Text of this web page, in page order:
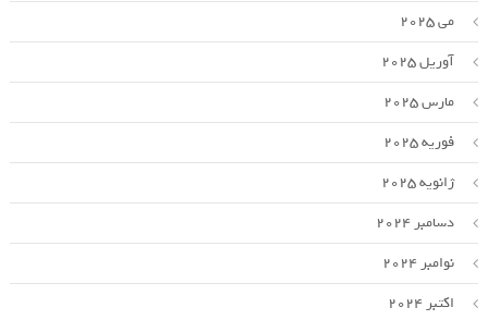
می 2025
آوریل 2025
مارس 2025
فوریه 2025
ژانویه 2025
دسامبر 2024
نوامبر 2024
اکتبر 2024